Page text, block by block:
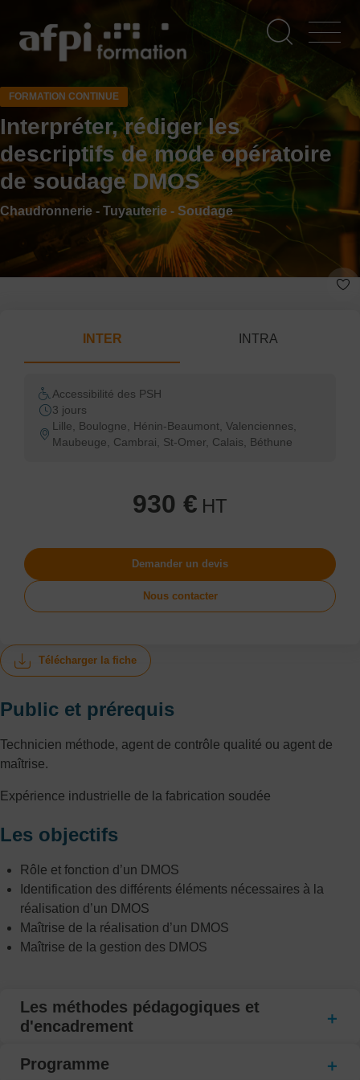
contenu
FORMATION CONTINUE
Interpréter, rédiger les
descriptifs de mode opératoire
de soudage DMOS
Chaudronnerie - Tuyauterie - Soudage
Télécharger la fiche
Public et prérequis
Technicien méthode, agent de contrôle qualité ou agent de
maîtrise.
Expérience industrielle de la fabrication soudée
Les objectifs
Rôle et fonction d’un DMOS
Identification des différents éléments nécessaires à la
réalisation d’un DMOS
Maîtrise de la réalisation d’un DMOS
Maîtrise de la gestion des DMOS
Les méthodes pédagogiques et
d'encadrement
Programme
INTER INTRA
Accessibilité des PSH
3 jours
Lille, Boulogne, Hénin-Beaumont, Valenciennes,
Maubeuge, Cambrai, St-Omer, Calais, Béthune
930 € HT
Demander un devis
Nous contacter